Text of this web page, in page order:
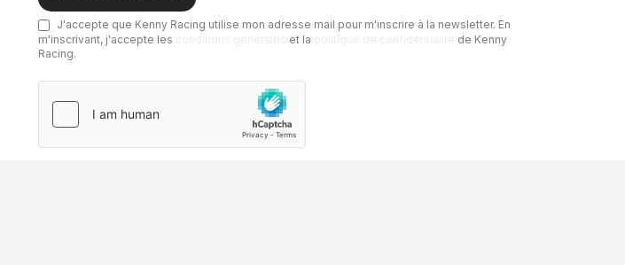
J'accepte que Kenny Racing utilise mon adresse mail pour m'inscrire à la newsletter. En
m'inscrivant, j'accepte les et la
de Kenny
Racing.